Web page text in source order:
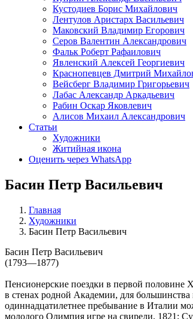
Кустодиев Борис Михайлович
Лентулов Аристарх Васильевич
Маковский Владимир Егорович
Серов Валентин Александрович
Фальк Роберт Рафаилович
Явленский Алексей Георгиевич
Краснопевцев Дмитрий
Вейсберг Владимир Григорьевич
Лабас Александр Аркадьевич
Рабин Оскар Яковлевич
Алисов Михаил Александрович
Статьи
Художники
Житийная икона
Оценить через WhatsApp
Басин Петр Васильевич
Главная
Художники
Басин Петр Васильевич
Басин Петр Васильевич
(1793—1877)
Пенсионерские поездки в первой
в стенах родной Академии, для
одиннадцатилетнее пребывание в Италии
молодого Олимпия игре на свирели, 1821;